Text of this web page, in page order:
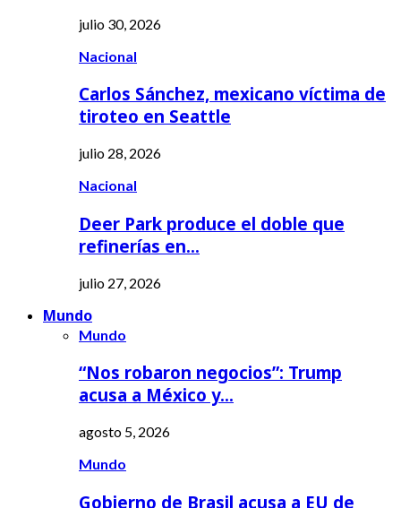
julio 30, 2026
Nacional
Carlos Sánchez, mexicano víctima de
tiroteo en Seattle
julio 28, 2026
Nacional
Deer Park produce el doble que
refinerías en…
julio 27, 2026
Mundo
Mundo
“Nos robaron negocios”: Trump
acusa a México y…
agosto 5, 2026
Mundo
Gobierno de Brasil acusa a EU de